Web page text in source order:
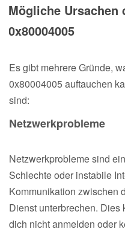
Mögliche Ursachen
0x80004005
Es gibt mehrere Gründe,
0x80004005 auftauchen
sind:
Netzwerkprobleme
Netzwerkprobleme sind
Schlechte oder instabile
Kommunikation zwischen
Dienst unterbrechen. Dies
dich nicht anmelden oder